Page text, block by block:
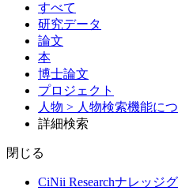
すべて
研究データ
論文
本
博士論文
プロジェクト
人物 > 人物検索機能に
詳細検索
閉じる
CiNii Researchナレッジ